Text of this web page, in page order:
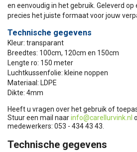
en eenvoudig in het gebruik. Geleverd
precies het juiste formaat voor jouw
Technische gegevens
Kleur: transparant
Breedtes: 100cm, 120cm en 150cm
Lengte ro: 150 meter
Luchtkussenfolie: kleine noppen
Materiaal: LDPE
Dikte: 4mm
Heeft u vragen over het gebruik of
Stuur een mail naarinfo@carellurvink.nl
medewerkers: 053 - 434 43 43.
Technische gegevens